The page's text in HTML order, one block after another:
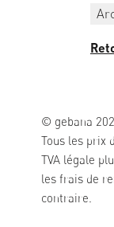
© gebana
Tous les prix
TVA légale
les frais de
contraire.